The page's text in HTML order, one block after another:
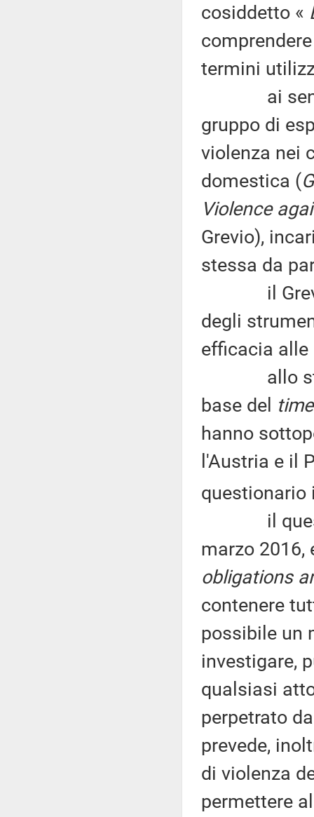
cosiddetto «
termini
ai sensi
gruppo di
violenza nei
domestica (
Violence
Grevio),
stessa da
il Grevio
degli
efficacia alle
allo stato
base del
hanno
l'Austria e il
questionario
il
marzo 2016,
obligations
contenere
possibile un
investigare,
qualsiasi
perpetrato
prevede,
di violenza
permettere